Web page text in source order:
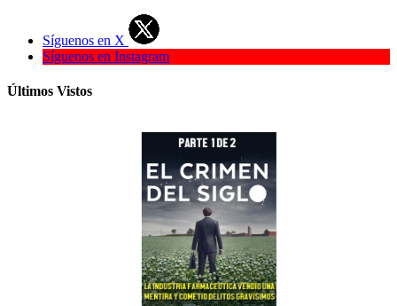
Síguenos en X
Síguenos en Instagram
Últimos Vistos